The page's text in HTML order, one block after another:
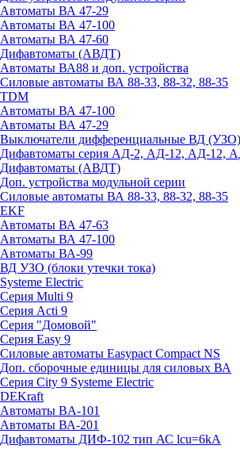
Автоматы ВА 47-29
Автоматы ВА 47-100
Автоматы ВА 47-60
Дифавтоматы (АВДТ)
Автоматы ВА88 и доп. устройства
Силовые автоматы ВА 88-33, 88-32, 88-35
TDM
Автоматы ВА 47-100
Автоматы ВА 47-29
Выключатели дифференциальные ВД (УЗО)
Дифавтоматы серия АД-2, АД-12, АД-12,
Дифавтоматы (АВДТ)
Доп. устройства модульной серии
Силовые автоматы ВА 88-33, 88-32, 88-35
EKF
Автоматы ВА 47-63
Автоматы ВА 47-100
Автоматы ВА-99
ВД УЗО (блоки утечки тока)
Systeme Electric
Серия Multi 9
Серия Acti 9
Серия "Домовой"
Серия Easy 9
Силовые автоматы Easypact Compact NS
Доп. сборочные единицы для силовых ВА
Серия City 9 Systeme Electric
DEKraft
Автоматы BA-101
Автоматы ВА-201
Дифавтоматы ДИФ-102 тип АС lcu=6kA